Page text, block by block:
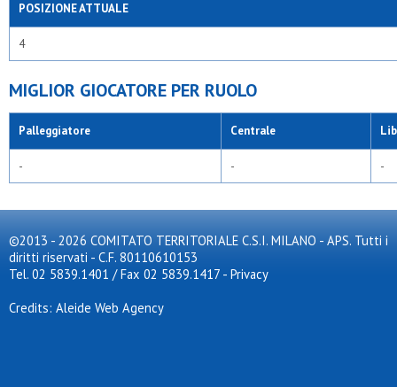
POSIZIONE ATTUALE
4
MIGLIOR GIOCATORE PER RUOLO
Palleggiatore Centrale
- - -
©2013 - 2026 COMITATO TERRITORIALE C.S.I. MILANO - APS. Tutti i
diritti riservati - C.F. 80110610153
Tel. 02 5839.1401 / Fax 02 5839.1417 - Privacy
Credits: Aleide Web Agency